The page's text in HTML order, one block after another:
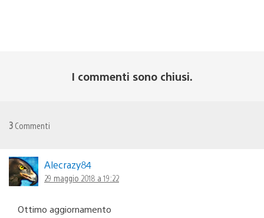
I commenti sono chiusi.
3 Commenti
Alecrazy84
29 maggio 2018 a 19:22
Ottimo aggiornamento